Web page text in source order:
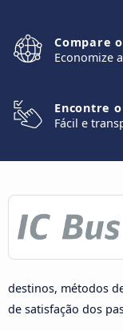
Compare
Economize
Encontre
Fácil e
destinos, métodos
de satisfação dos